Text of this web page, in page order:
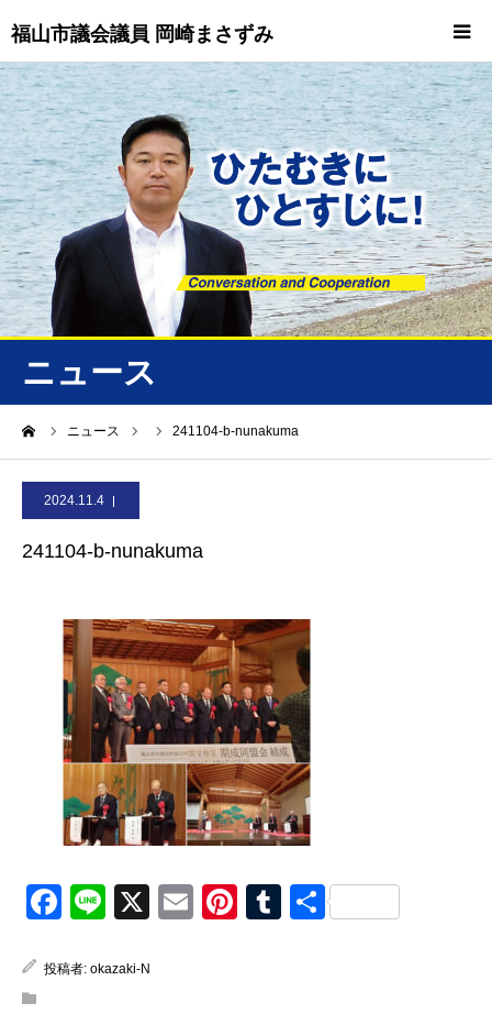
福山市議会議員 岡崎まさずみ
ニュース
ニュース 241104-b-nunakuma
2024.11.4
241104-b-nunakuma
Facebook
Line
X EmailPinterest
Tumblr
共
投稿者: okazaki-N
HOME
重要情報
プロフィール
ニュース/トピックス
ニュース